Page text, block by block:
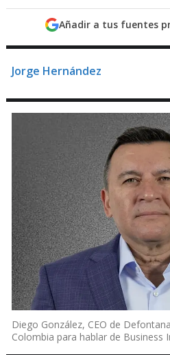
Añadir a tus fuentes
Jorge Hernández
Diego González, CEO de
Colombia para hablar de Business